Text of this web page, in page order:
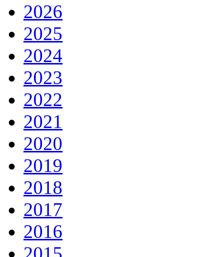
2026
2025
2024
2023
2022
2021
2020
2019
2018
2017
2016